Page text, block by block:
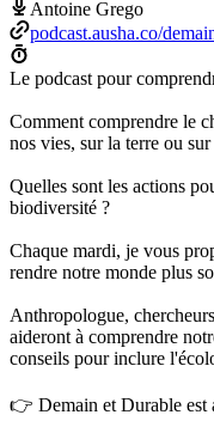
Antoine Grego
podcast.ausha.co/
Le podcast pour
Comment comprendre le
nos vies, sur la terre ou
Quelles sont les actions
biodiversité ?
Chaque mardi, je vous
rendre notre monde plus
Anthropologue,
aideront à comprendre
conseils pour inclure
👉 Demain et Durable est